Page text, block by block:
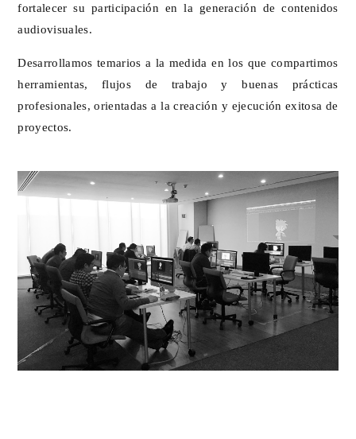
fortalecer su participación en la generación de contenidos
audiovisuales.
Desarrollamos temarios a la medida en los que compartimos
herramientas, flujos de trabajo y buenas prácticas
profesionales, orientadas a la creación y ejecución exitosa de
proyectos.